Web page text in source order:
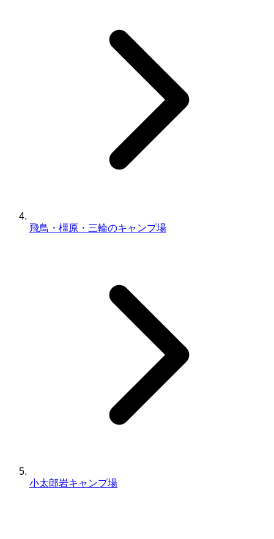
飛鳥・橿原・三輪のキャンプ場
小太郎岩キャンプ場